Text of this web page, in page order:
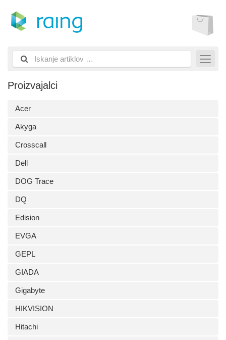
Proizvajalci
Acer
Akyga
Crosscall
Dell
DOG Trace
DQ
Edision
EVGA
GEPL
GIADA
Gigabyte
HIKVISION
Hitachi